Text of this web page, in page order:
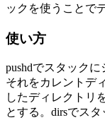
ックを使うことで
使い方
pushdでスタック
それをカレントデ
したディレクトリ
とする。dirsでス